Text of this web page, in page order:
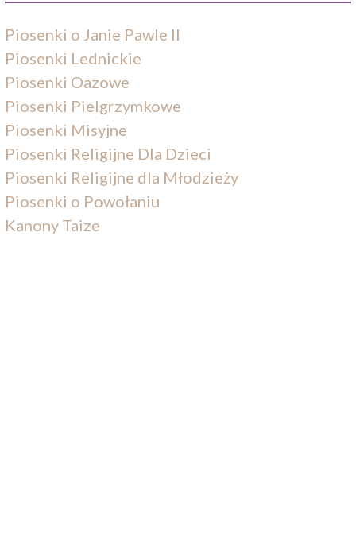
Piosenki o Janie Pawle II
Piosenki Lednickie
Piosenki Oazowe
Piosenki Pielgrzymkowe
Piosenki Misyjne
Piosenki Religijne Dla Dzieci
Piosenki Religijne dla Młodzieży
Piosenki o Powołaniu
Kanony Taize